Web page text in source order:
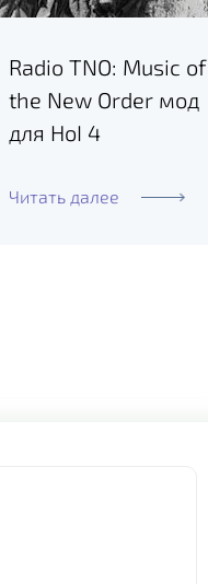
Radio TNO: Music of
the New Order мод
для HoI 4
Читать далее